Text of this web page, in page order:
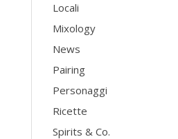
Locali
Mixology
News
Pairing
Personaggi
Ricette
Spirits & Co.